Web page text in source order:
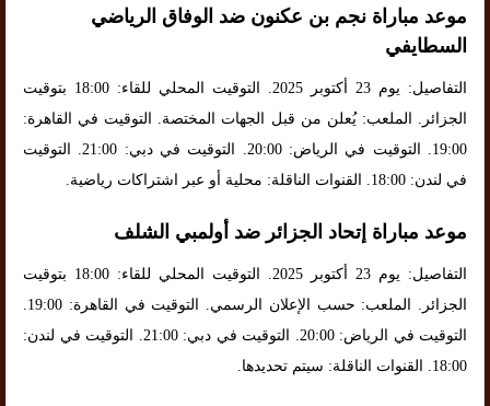
موعد مباراة نجم بن عكنون ضد الوفاق الرياضي
السطايفي
التفاصيل: يوم 23 أكتوبر 2025. التوقيت المحلي للقاء: 18:00 بتوقيت
الجزائر. الملعب: يُعلن من قبل الجهات المختصة. التوقيت في القاهرة:
19:00. التوقيت في الرياض: 20:00. التوقيت في دبي: 21:00. التوقيت
في لندن: 18:00. القنوات الناقلة: محلية أو عبر اشتراكات رياضية.
موعد مباراة إتحاد الجزائر ضد أولمبي الشلف
التفاصيل: يوم 23 أكتوبر 2025. التوقيت المحلي للقاء: 18:00 بتوقيت
الجزائر. الملعب: حسب الإعلان الرسمي. التوقيت في القاهرة: 19:00.
التوقيت في الرياض: 20:00. التوقيت في دبي: 21:00. التوقيت في لندن:
18:00. القنوات الناقلة: سيتم تحديدها.